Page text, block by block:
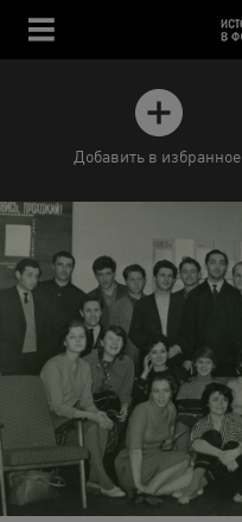
Добавить в избранное